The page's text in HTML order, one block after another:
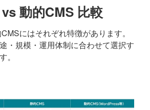
動的CMS 比較
にはそれぞれ特徴があります。
・規模・運用体制に合わせて選択す
。